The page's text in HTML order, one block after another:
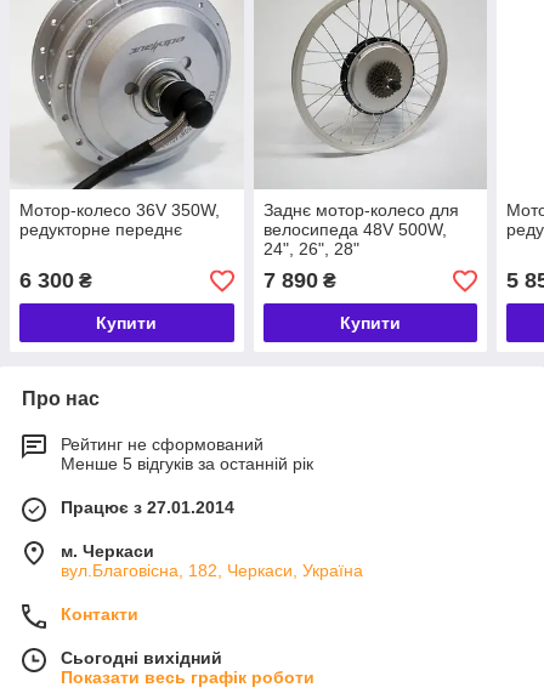
Мотор-колесо 36V 350W,
редукторне переднє
6 300 ₴
Купити
Заднє мотор-колесо для
велосипеда 48V 500W,
24", 26", 28"
7 890₴
Купити
5
Про нас
Рейтинг не сформований
Менше 5 відгуків за останній рік
Працює з 27.01.2014
м. Черкаси
вул.Благовісна, 182, Черкаси, Україна
Контакти
Сьогодні вихідний
Показати весь графік роботи